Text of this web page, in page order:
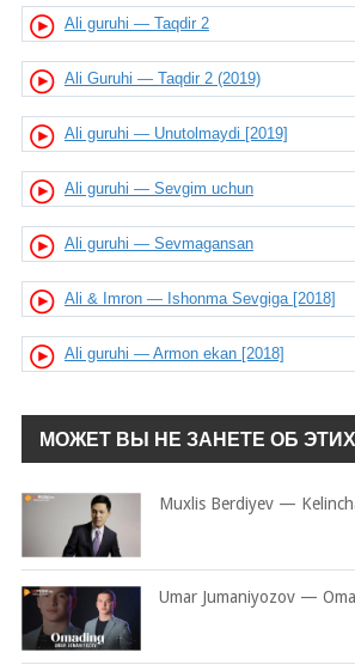
Ali guruhi — Taqdir 2
Ali Guruhi — Taqdir 2 (2019)
Ali guruhi — Unutolmaydi [2019]
Ali guruhi — Sevgim uchun
Ali guruhi — Sevmagansan
Ali & Imron — Ishonma Sevgiga [2018]
Ali guruhi — Armon ekan [2018]
МОЖЕТ ВЫ НЕ ЗАНЕТЕ ОБ
Muxlis Berdiyev —
Umar Jumaniyozov —